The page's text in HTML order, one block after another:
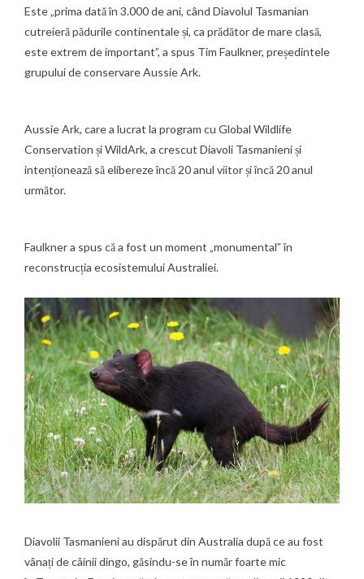
Este „prima dată în 3.000 de ani, când Diavolul Tasmanian
cutreieră pădurile continentale și, ca prădător de mare clasă,
este extrem de important”, a spus Tim Faulkner, președintele
grupului de conservareAussie Ark.
Aussie Ark, care a lucrat la program cu Global Wildlife
Conservation și WildArk, a crescut Diavoli Tasmanieni și
intenționează să elibereze încă 20 anul viitor și încă 20 anul
următor.
Faulkner a spus că a fost un moment „monumental” în
reconstrucția ecosistemului Australiei.
Diavolii Tasmanieni au dispărut din Australia după ce au fost
vânați de câinii dingo, găsindu-se în număr foarte mic